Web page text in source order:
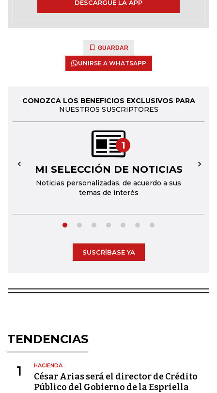
DESCARGUE LA APP
GUARDAR
UNIRSE A WHATSAPP
CONOZCA LOS BENEFICIOS EXCLUSIVOS PARA
NUESTROS SUSCRIPTORES
1
MI SELECCIÓN DE NOTICIAS
Noticias personalizadas, de acuerdo a sus
temas de interés
← →
SUSCRÍBASE YA
TENDENCIAS
1 HACIENDA
César Arias será el director de Crédito
Público del Gobierno de la Espriella